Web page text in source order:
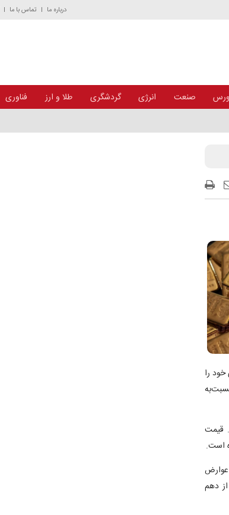
درباره ما تماس با ما
صنعت انرژی گردشگری طلا و ارز فناوری
خود را
۲۴ سنت رسید. قیمت
به‌دنبال وضع عوارض
را از دهم